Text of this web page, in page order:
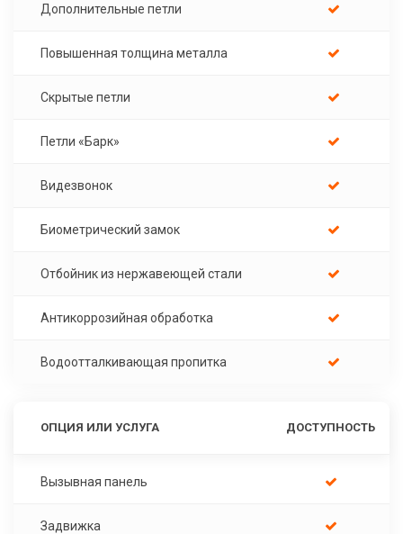
Дополнительные петли
Повышенная толщина металла
Скрытые петли
Петли «Барк»
Видезвонок
Биометрический замок
Отбойник из нержавеющей стали
Антикоррозийная обработка
Водоотталкивающая пропитка
ОПЦИЯ ИЛИ УСЛУГА ДОСТУПНОСТЬ
Вызывная панель
Задвижка